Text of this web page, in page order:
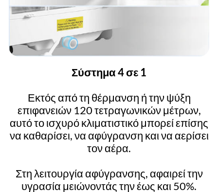
Σύστημα 4 σε 1
Εκτός από τη θέρμανση ή την ψύξη
επιφανειών 120 τετραγωνικών μέτρων,
αυτό το ισχυρό κλιματιστικό μπορεί επίσης
να καθαρίσει, να αφύγρανση και να αερίσει
τον αέρα.
Στη λειτουργία αφύγρανσης, αφαιρεί την
υγρασία μειώνοντάς την έως και 50%.